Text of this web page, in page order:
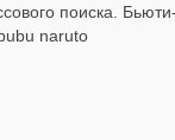
поиска.
naruto